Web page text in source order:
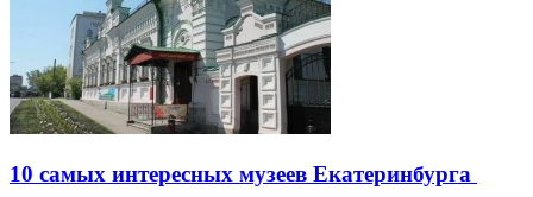
10 самых интересных музеев Екатеринбурга